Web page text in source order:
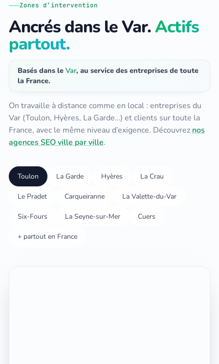
Zones d’intervention
Ancrés dans le Var.Actifs
partout.
Basés dans le Var, au service des entreprises de toute
la France.
On travaille à distance comme en local : entreprises du
Var (Toulon, Hyères, La Garde…) et clients sur toute la
France, avec le même niveau d’exigence. Découvrez nos
agences SEO ville par ville.
Toulon La Garde Hyères La Crau
Le Pradet Carqueiranne La Valette-du-Var
Six-Fours La Seyne-sur-Mer Cuers
+ partout en France